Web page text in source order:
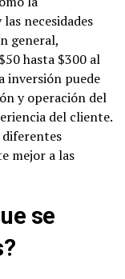
necesidades
general,
hasta $300 al
inversión puede
y operación del
del cliente.
mejor a las
se